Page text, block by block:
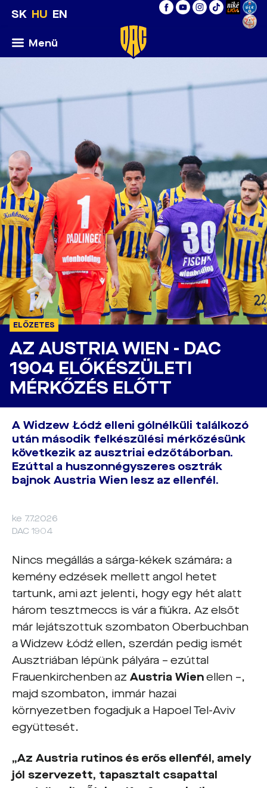
SK HU EN
Menü
ELŐZETES
AZ AUSTRIA WIEN - DAC
1904 ELŐKÉSZÜLETI
MÉRKŐZÉS ELŐTT
A Widzew Łódź elleni gólnélküli találkozó
után második felkészülési mérkőzésünk
következik az ausztriai edzőtáborban.
Ezúttal a huszonnégyszeres osztrák
bajnok Austria Wien lesz az ellenfél.
ke 7.7.2026
DAC 1904
Nincs megállás a sárga-kékek számára: a
kemény edzések mellett angol hetet
tartunk, ami azt jelenti, hogy egy hét alatt
három tesztmeccs is vár a fiúkra. Az elsőt
már lejátszottuk szombaton Oberbuchban
a Widzew Łódź ellen, szerdán pedig ismét
Ausztriában lépünk pályára – ezúttal
Frauenkirchenben az Austria Wienellen –,
majd szombaton, immár hazai
környezetben fogadjuk a Hapoel Tel-Aviv
együttesét.
„Az Austria rutinos és erős ellenfél, amely
jól szervezett, tapasztalt csapattal